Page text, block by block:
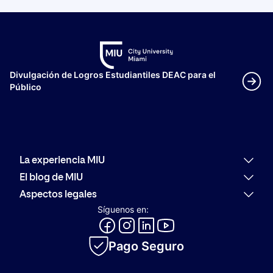
Divulgación de Logros Estudiantiles DEAC para el
Público
La experiencia MIU
Por qué MIU
Alumni
Orientación Profesional
Evolución del Logotipo de MIU
Catálogo académico
El blog de MIU
Últimas noticias
Aspectos legales
Política de reembolso
Código de conducta
Canal de consultas y denuncias
Política de privacidad
Síguenos en:
Pago Seguro